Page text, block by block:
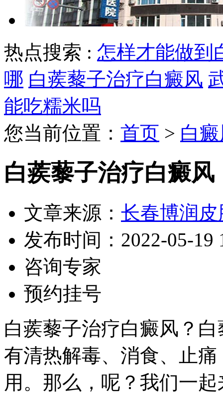
热点搜索 : 怎样才能做到
哪 白蒺藜子治疗白癜风
能吃糯米吗
您当前位置： 首页 > 白
白蒺藜子治疗白癜风
文章来源： 长春博润
发布时间：2022-05-19
咨询专家
预约挂号
白蒺藜子治疗白癜风？
有清热解毒、消食、止
用。那么，呢？我们一